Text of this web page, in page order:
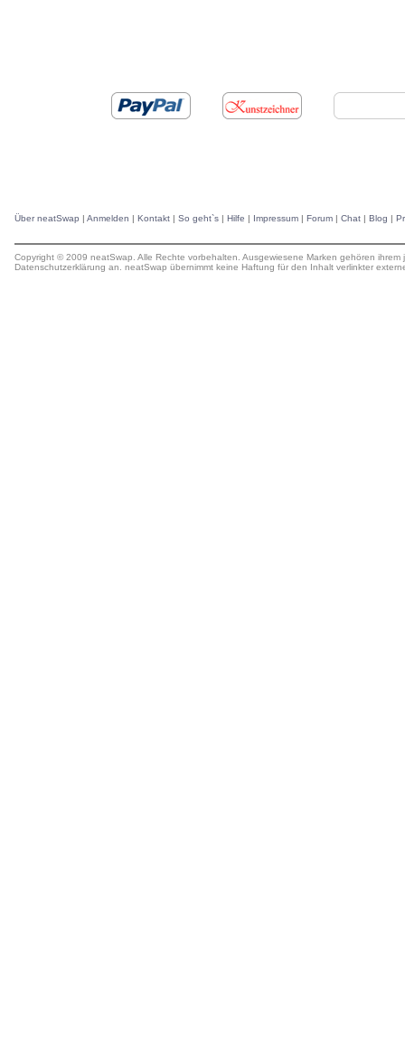
Über neatSwap | Anmelden | Kontakt | So geht`s | Hilfe | Impressum | Forum | Chat | Blog |
Copyright © 2009 neatSwap. Alle Rechte vorbehalten. Ausgewiesene Marken gehören
Datenschutzerklärung an. neatSwap übernimmt keine Haftung für den Inhalt verlinkter